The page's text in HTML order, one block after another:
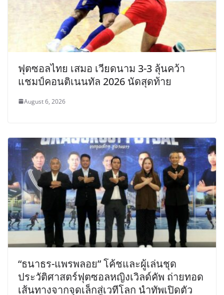
ฟุตซอลไทย เสมอ เวียดนาม 3-3 ลุ้นคว้า
แชมป์คอนติเนนทัล 2026 นัดสุดท้าย
August 6, 2026
“ธนาธร-แพรพลอย” โค้ชและผู้เล่นชุด
ประวัติศาสตร์ฟุตซอลหญิงเวิลด์คัพ ถ่ายทอด
เส้นทางจากจุดเล็กสู่เวทีโลก นำทัพเปิดตัว